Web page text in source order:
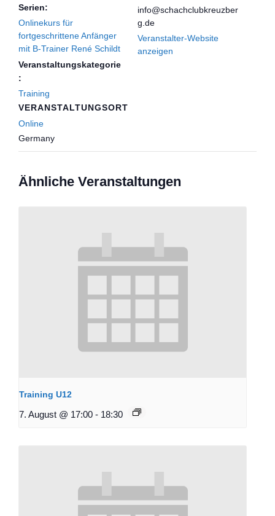
Serien:
Onlinekurs für
fortgeschrittene Anfänger
mit B-Trainer René Schildt
Veranstaltungskategorie
:
Training
VERANSTALTUNGSORT
Online
Germany
info@schachclubkreuzber
g.de
Veranstalter-Website
anzeigen
Ähnliche Veranstaltungen
Training U12
7. August @ 17:00 - 18:30